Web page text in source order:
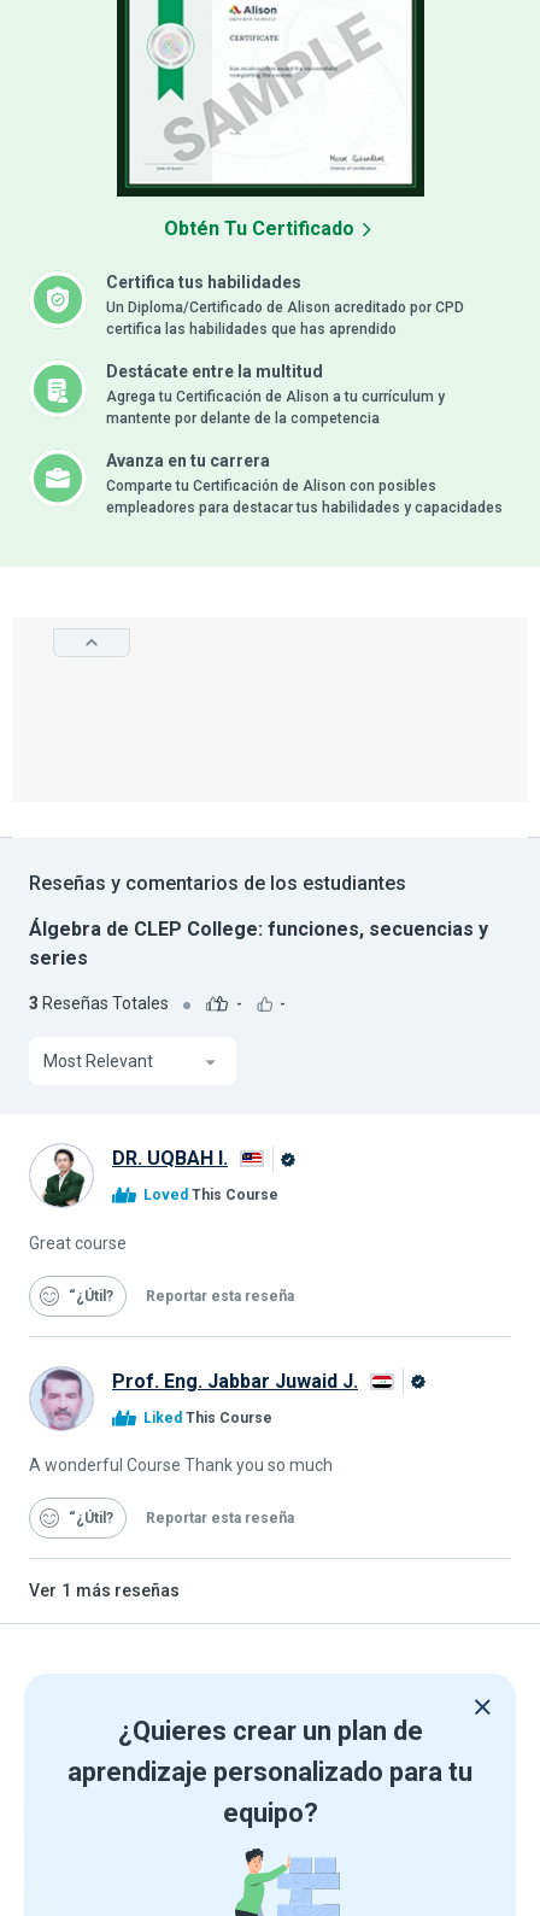
Certifica tus habilidades
Un Diploma/Certificado de Alison acreditado por CPD
certifica las habilidades que has aprendido
Destácate entre la multitud
Agrega tu Certificación de Alison a tu currículum y
mantente por delante de la competencia
Avanza en tu carrera
Comparte tu Certificación de Alison con posibles
empleadores para destacar tus habilidades y capacidades
Obtén Tu Certificado
Reseñas y comentarios de los estudiantes
Álgebra de CLEP College: funciones, secuencias y
series
3 Reseñas Totales - -
Most Relevant
DR. UQBAH I.
Loved This Course
Great course
“¿Útil Reportar esta reseña
Prof. Eng. Jabbar Juwaid J.
Liked This Course
A wonderful Course Thank you so much
“¿Útil Reportar esta reseña
Ver 1 más reseñas
¿Quieres crear un plan de
aprendizaje personalizado para tu
equipo?